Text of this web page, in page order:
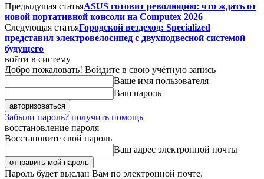
Предыдущая статьяASUS готовит революцию: что ждать от
новой портативной консоли на Computex 2026
Следующая статьяГородской вездеход: Specialized
представил электровелосипед с двухподвесной системой
будущего
войти в систему
Добро пожаловать! Войдите в свою учётную запись
Ваше имя пользователя
Ваш пароль
Забыли пароль? получить помощь
восстановление пароля
Восстановите свой пароль
Ваш адрес электронной почты
Пароль будет выслан Вам по электронной почте.